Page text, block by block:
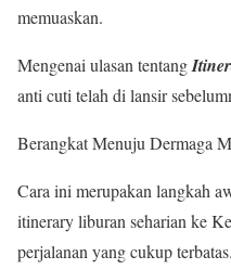
memuaskan.
Mengenai ulasan tentang
anti cuti telah di lansir
Berangkat Menuju Dermaga
Cara ini merupakan langkah
itinerary liburan seharian ke
perjalanan yang cukup